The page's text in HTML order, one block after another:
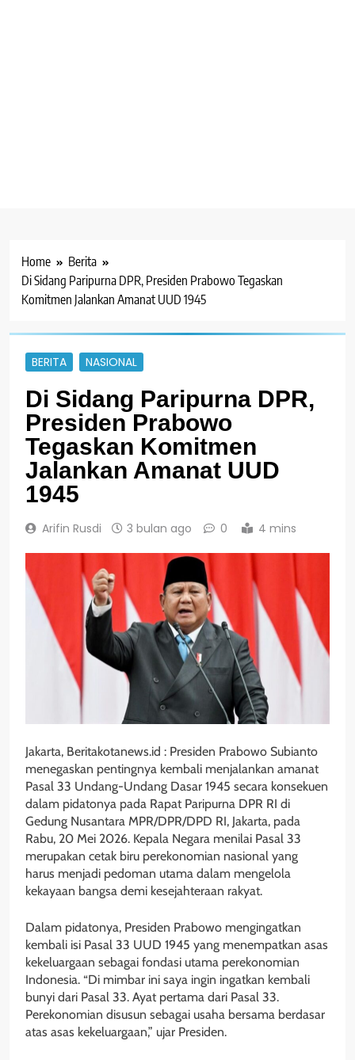
Home
Berita
Di Sidang Paripurna DPR, Presiden Prabowo Tegaskan
Komitmen Jalankan Amanat UUD 1945
BERITA NASIONAL
Di Sidang Paripurna DPR,
Presiden Prabowo
Tegaskan Komitmen
Jalankan Amanat UUD
1945
Arifin Rusdi 3 bulan ago 0 4 mins
Jakarta, Beritakotanews.id : Presiden Prabowo Subianto
menegaskan pentingnya kembali menjalankan amanat
Pasal 33 Undang-Undang Dasar 1945 secara konsekuen
dalam pidatonya pada Rapat Paripurna DPR RI di
Gedung Nusantara MPR/DPR/DPD RI, Jakarta, pada
Rabu, 20 Mei 2026. Kepala Negara menilai Pasal 33
merupakan cetak biru perekonomian nasional yang
harus menjadi pedoman utama dalam mengelola
kekayaan bangsa demi kesejahteraan rakyat.
Dalam pidatonya, Presiden Prabowo mengingatkan
kembali isi Pasal 33 UUD 1945 yang menempatkan asas
kekeluargaan sebagai fondasi utama perekonomian
Indonesia. “Di mimbar ini saya ingin ingatkan kembali
bunyi dari Pasal 33. Ayat pertama dari Pasal 33.
Perekonomian disusun sebagai usaha bersama berdasar
atas asas kekeluargaan,” ujar Presiden.